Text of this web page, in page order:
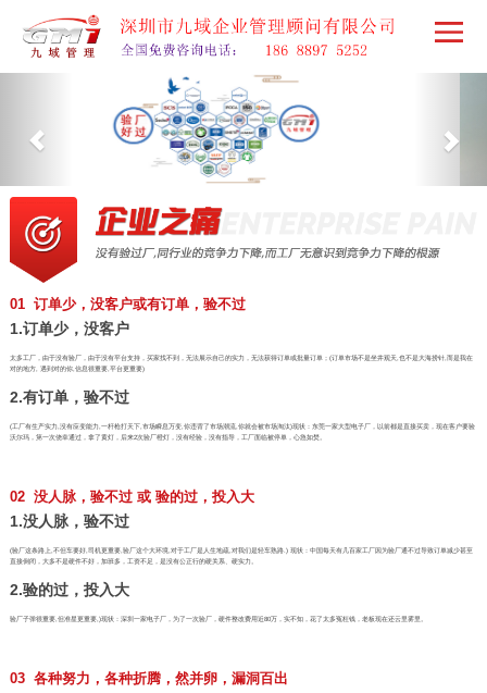
01 订单少，没客户或有订单，验不过
1.订单少，没客户
太多工厂，由于没有验厂，由于没有平台支持，买家找不到，无法展示自己的实力，无法获得订单或批量订单；(订单市场不是坐井观天,也不是大海捞针,而是我在
对的地方, 遇到对的你,信息很重要,平台更重要)
2.有订单，验不过
(工厂有生产实力,没有应变能力,一杆枪打天下,市场瞬息万变,你违背了市场潮流,你就会被市场淘汰)现状：东莞一家大型电子厂，以前都是直接买卖，现在客户要验
沃尔玛，第一次侥幸通过，拿了黄灯，后来2次验厂橙灯，没有经验，没有指导，工厂面临被停单，心急如焚。
02 没人脉，验不过 或 验的过，投入大
1.没人脉，验不过
(验厂这条路上,不但车要好,司机更重要,验厂这个大环境,对于工厂是人生地疏,对我们是轻车熟路.) 现状：中国每天有几百家工厂因为验厂通不过导致订单减少甚至
直接倒闭，大多不是硬件不好，加班多，工资不足，是没有公正行的硬关系、硬实力。
2.验的过，投入大
验厂子弹很重要,但准星更重要,)现状：深圳一家电子厂，为了一次验厂，硬件整改费用近80万，实不知，花了太多冤枉钱，老板现在还云里雾里。
03 各种努力，各种折腾，然并卵，漏洞百出